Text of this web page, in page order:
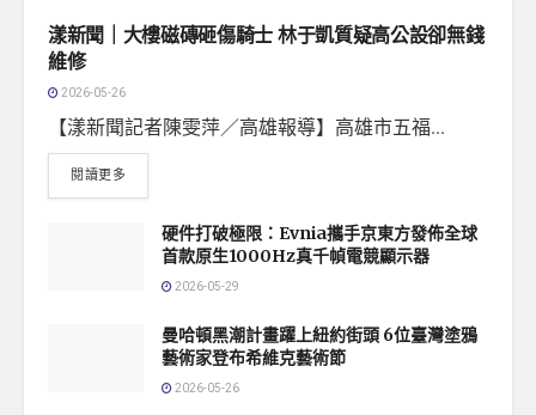
漾新聞｜大樓磁磚砸傷騎士 林于凱質疑高公設卻無錢
維修
2026-05-26
【漾新聞記者陳雯萍／高雄報導】高雄市五福...
閱讀更多
硬件打破極限：Evnia攜手京東方發佈全球
首款原生1000Hz真千幀電競顯示器
2026-05-29
曼哈頓黑潮計畫躍上紐約街頭 6位臺灣塗鴉
藝術家登布希維克藝術節
2026-05-26